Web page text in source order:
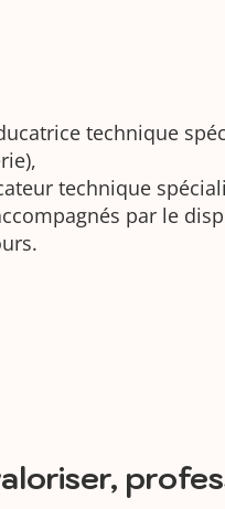
technique
technique
par le